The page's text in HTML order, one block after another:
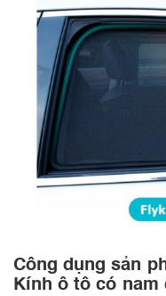
Công dụng sản
Kính ô tô có nam